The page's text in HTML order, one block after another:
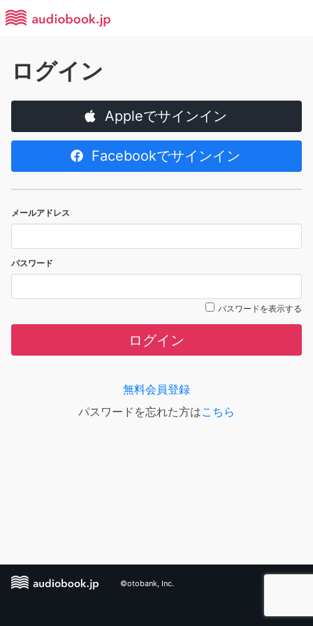
ログイン
Appleでサインイン
Facebookでサインイン
メールアドレス
パスワード
パスワードを表示する
ログイン
無料会員登録
パスワードを忘れた方はこちら
©otobank, Inc.